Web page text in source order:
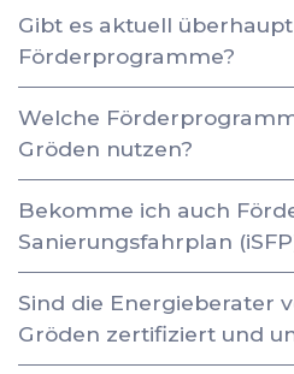
Gibt es aktuell
Förderprogramme?
Welche
Gröden nutzen?
Bekomme ich auch
Sanierungsfahrplan
Sind die Energieberater
Gröden zertifiziert und